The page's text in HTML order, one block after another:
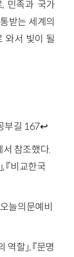
민족과 국가
받는 세계의
와서 빛이 될
부길 167↩
참조했다.
『비교한국
오늘의문예비
할」, 『문명